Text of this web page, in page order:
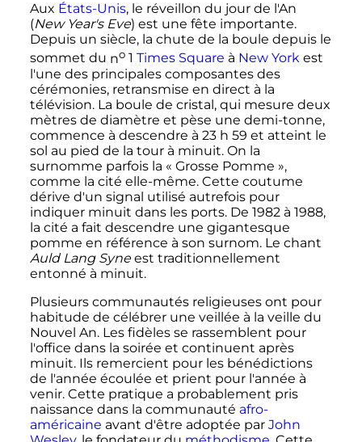
Aux États-Unis, le réveillon du jour de l'An
(New Year's Eve) est une fête importante.
Depuis un siècle, la chute de la boule depuis le
sommet du no 1 Times Square à New Yorkest
l'une des principales composantes des
cérémonies, retransmise en direct à la
télévision. La boule de cristal, qui mesure deux
mètres de diamètre et pèse une demi-tonne,
commence à descendre à 23 h 59 et atteint le
sol au pied de la tour à minuit. On la
surnomme parfois la « Grosse Pomme »,
comme la cité elle-même. Cette coutume
dérive d'un signal utilisé autrefois pour
indiquer minuit dans les ports. De 1982 à 1988,
la cité a fait descendre une gigantesque
pomme en référence à son surnom. Le chant
Auld Lang Syneest traditionnellement
entonné à minuit.
Plusieurs communautés religieuses ont pour
habitude de célébrer une veillée à la veille du
Nouvel An. Les fidèles se rassemblent pour
l'office dans la soirée et continuent après
minuit. Ils remercient pour les bénédictions
de l'année écoulée et prient pour l'année à
venir. Cette pratique a probablement pris
naissance dans la communauté afro-
américaine avant d'être adoptée par John